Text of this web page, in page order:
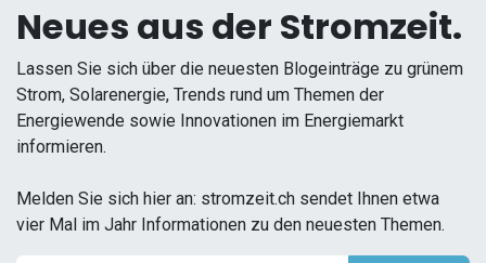
Neues aus der Stromzeit.
Lassen Sie sich über die neuesten Blogeinträge zu grünem
Strom, Solarenergie, Trends rund um Themen der
Energiewende sowie Innovationen im Energiemarkt
informieren.
Melden Sie sich hier an: stromzeit.ch sendet Ihnen etwa
vier Mal im Jahr Informationen zu den neuesten Themen.